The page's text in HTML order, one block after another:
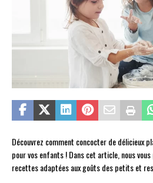
Découvrez comment concocter de délicieux
pour vos enfants ! Dans cet article, nous
recettes adaptées aux goûts des petits et